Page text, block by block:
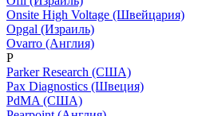
Onsite High Voltage (Швейцария)
Opgal (Израиль)
Ovarro (Англия)
P
Parker Research (США)
Pax Diagnostics (Швеция)
PdMA (США)